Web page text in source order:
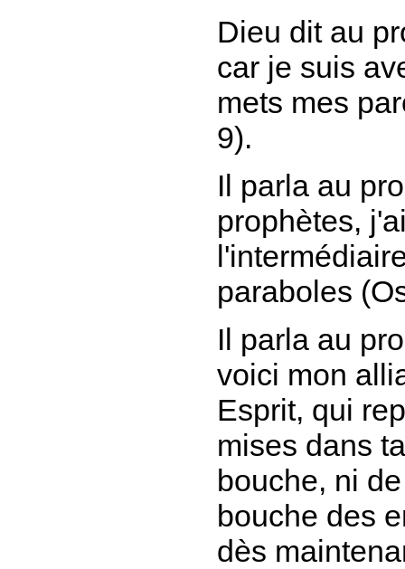
Dieu dit au
car je suis
mets mes
9).
Il parla au
prophètes,
paraboles
Il parla au
voici mon
Esprit, qui
mises dans
bouche, ni
bouche des
dès